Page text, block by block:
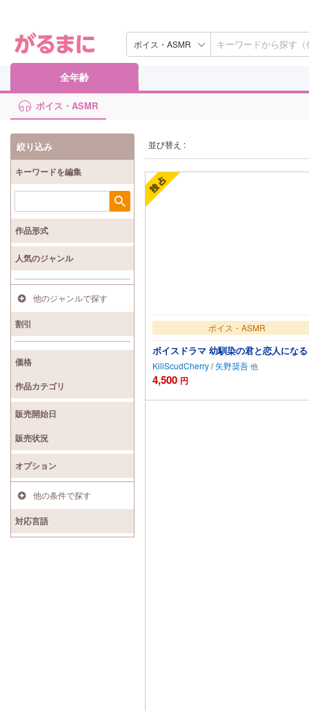
ボイス・ASMR
全年齢
ボイス・ASMR
並び替え :
ボイス・ASMR
ボイスドラマ 幼馴染の君と恋人にな
KillScudCherry/矢野奨吾
4,500 円
絞り込み
キーワードを編集
検索
作品形式
人気のジャンル
他のジャンルで探す
割引
価格
作品カテゴリ
販売開始日
販売状況
オプション
他の条件で探す
対応言語